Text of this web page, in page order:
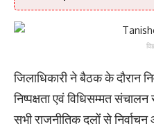
जिलाधिकारी ने बैठक के दौरान
निष्पक्षता एवं विधिसम्मत
सभी राजनीतिक दलों से